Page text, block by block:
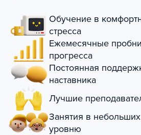
Обучение в
стресса
Ежемесячные
прогресса
Постоянная
наставника
Лучшие
Занятия в
уровню